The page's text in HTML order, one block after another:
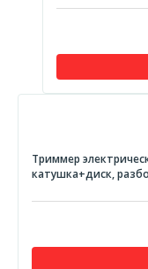
Пилы сабельные
ВИХРЬ
STURM
Триммер
катушка+диск,